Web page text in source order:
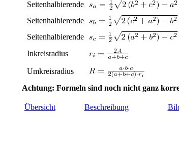
Seitenhalbierende
Seitenhalbierende
Seitenhalbierende
Inkreisradius
Umkreisradius
Achtung: Formeln sind noch nicht ganz
Übersicht Beschreibung